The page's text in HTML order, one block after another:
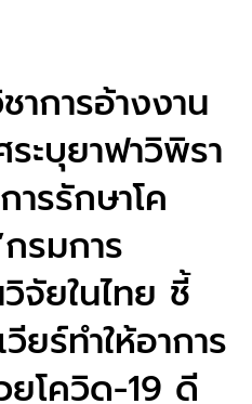
การอ้างงาน
ะบุยาฟาวิพิรา
ารรักษาโค
รมการ
จัยในไทย ชี้
ยร์ทำให้อาการ
โควิด-19 ดี